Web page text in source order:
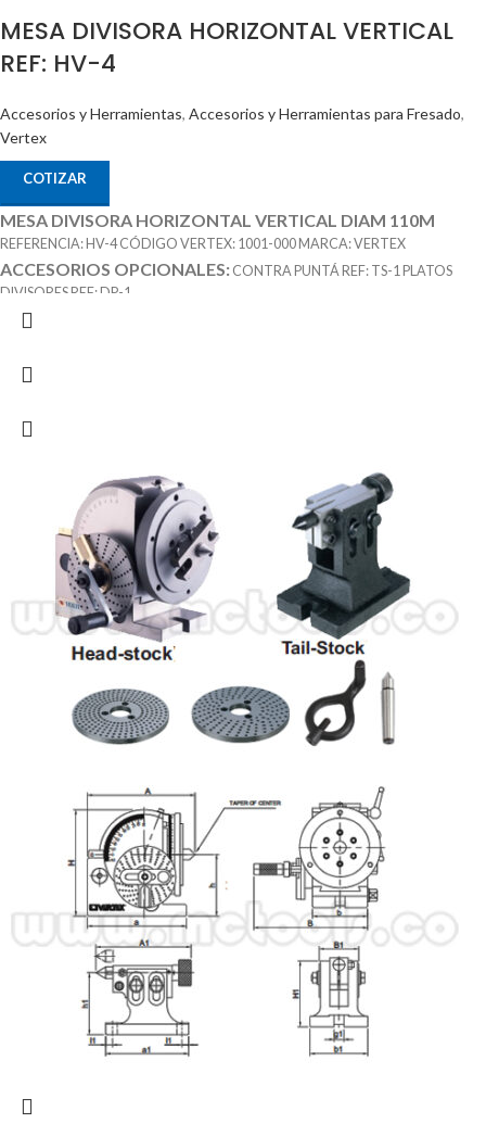
MESA DIVISORA HORIZONTAL VERTICAL
REF: HV-4
Accesorios y Herramientas, Accesorios y Herramientas para Fresado,
Vertex
COTIZAR
MESA DIVISORA HORIZONTAL VERTICAL DIAM 110M
REFERENCIA: HV-4 CÓDIGO VERTEX: 1001-000 MARCA: VERTEX
ACCESORIOS OPCIONALES: CONTRA PUNTÁ REF: TS-1 PLATOS
DIVISORES REF: DP-1